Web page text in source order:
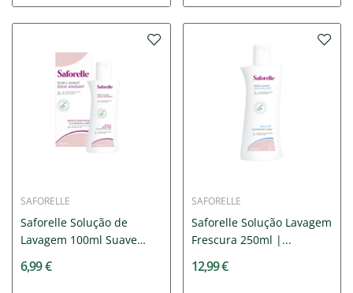
SAFORELLE
Saforelle Solução de
Lavagem 100ml Suave
6,99 €
SAFORELLE
Saforelle Solução Lavagem
Frescura 250ml |...
12,99 €